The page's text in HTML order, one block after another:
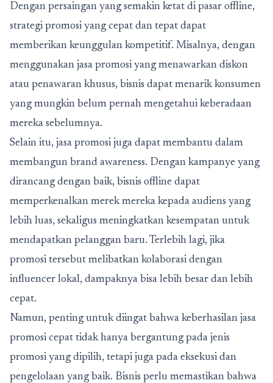
Dengan persaingan yang semakin ketat di pasar offline,
strategi promosi yang cepat dan tepat dapat
memberikan keunggulan kompetitif. Misalnya, dengan
menggunakan jasa promosi yang menawarkan diskon
atau penawaran khusus, bisnis dapat menarik konsumen
yang mungkin belum pernah mengetahui keberadaan
mereka sebelumnya.
Selain itu, jasa promosi juga dapat membantu dalam
membangun brand awareness. Dengan kampanye yang
dirancang dengan baik, bisnis offline dapat
memperkenalkan merek mereka kepada audiens yang
lebih luas, sekaligus meningkatkan kesempatan untuk
mendapatkan pelanggan baru. Terlebih lagi, jika
promosi tersebut melibatkan kolaborasi dengan
influencer lokal, dampaknya bisa lebih besar dan lebih
cepat.
Namun, penting untuk diingat bahwa keberhasilan jasa
promosi cepat tidak hanya bergantung pada jenis
promosi yang dipilih, tetapi juga pada eksekusi dan
pengelolaan yang baik. Bisnis perlu memastikan bahwa